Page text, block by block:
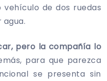
de dos ruedas
pero la compañía lo
para que parezca
se presenta sin